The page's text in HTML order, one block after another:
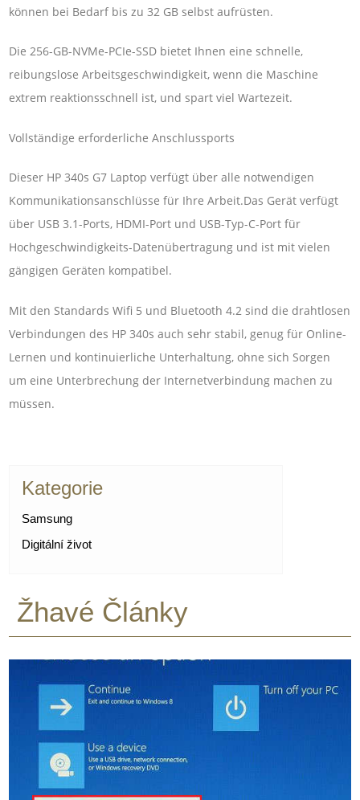
können bei Bedarf bis zu 32 GB selbst aufrüsten.
Die 256-GB-NVMe-PCIe-SSD bietet Ihnen eine schnelle,
reibungslose Arbeitsgeschwindigkeit, wenn die Maschine
extrem reaktionsschnell ist, und spart viel Wartezeit.
Vollständige erforderliche Anschlussports
Dieser HP 340s G7 Laptop verfügt über alle notwendigen
Kommunikationsanschlüsse für Ihre Arbeit.Das Gerät verfügt
über USB 3.1-Ports, HDMI-Port und USB-Typ-C-Port für
Hochgeschwindigkeits-Datenübertragung und ist mit vielen
gängigen Geräten kompatibel.
Mit den Standards Wifi 5 und Bluetooth 4.2 sind die drahtlosen
Verbindungen des HP 340s auch sehr stabil, genug für Online-
Lernen und kontinuierliche Unterhaltung, ohne sich Sorgen
um eine Unterbrechung der Internetverbindung machen zu
müssen.
Kategorie
Samsung
Digitální život
Žhavé Články